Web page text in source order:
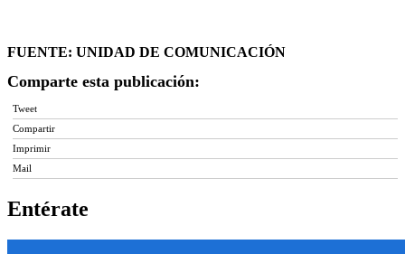
FUENTE: UNIDAD DE COMUNICACIÓN
Comparte esta publicación:
Tweet
Compartir
Imprimir
Mail
Entérate